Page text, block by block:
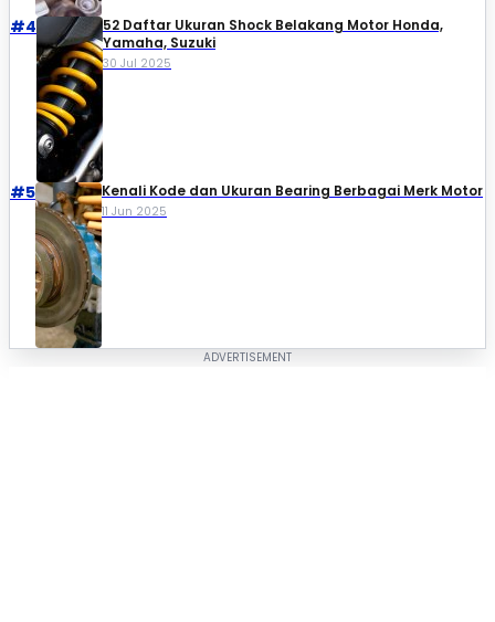
#4
52 Daftar Ukuran Shock Belakang Motor Honda,
Yamaha, Suzuki​
30 Jul 2025
#5 Kenali Kode dan Ukuran Bearing Berbagai Merk Motor
11 Jun 2025